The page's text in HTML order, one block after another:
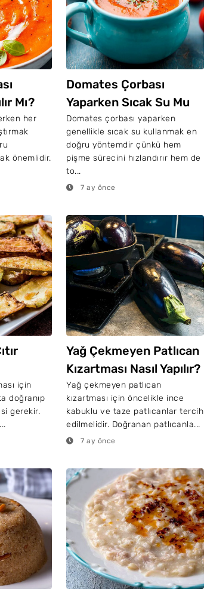
Mı?
her
önemlidir.
Domates Çorbası
Yaparken Sıcak Su Mu
Soğuk Su Mu Kullanılır?
Domates çorbası yaparken
genellikle sıcak su kullanmak en
doğru yöntemdir çünkü hem
pişme sürecini hızlandırır hem de
to...
7 ay önce
için
doğranıp
gerekir.
Yağ Çekmeyen Patlıcan
Kızartması Nasıl Yapılır?
Yağ çekmeyen patlıcan
kızartması için öncelikle ince
kabuklu ve taze patlıcanlar tercih
edilmelidir. Doğranan patlıcanla...
7 ay önce